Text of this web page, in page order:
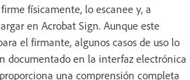
físicamente, lo escanee y, a
en Acrobat Sign. Aunque este
el firmante, algunos casos de uso lo
documentado en la interfaz electrónica
una comprensión completa